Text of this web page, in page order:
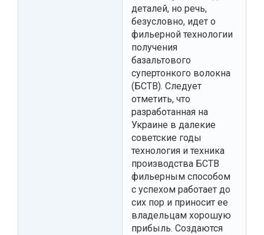
деталей, но речь,
безусловно, идет о
фильерной технологии
получения
базальтового
супертонкого волокна
(БСТВ). Следует
отметить, что
разработанная на
Украине в далекие
советские годы
технология и техника
производства БСТВ
фильерным способом
с успехом работает до
сих пор и приносит ее
владельцам хорошую
прибыль. Создаются